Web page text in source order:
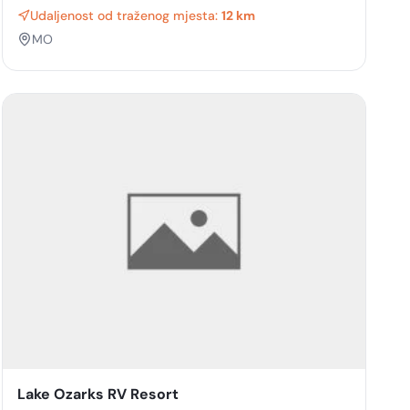
Udaljenost od traženog mjesta: 12 km
MO
Lake Ozarks RV Resort